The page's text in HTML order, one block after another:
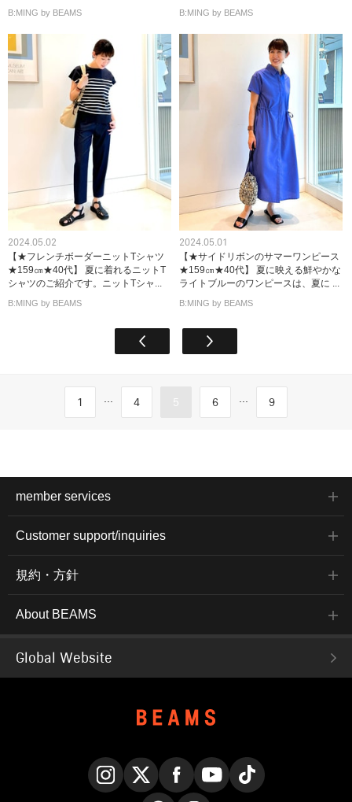
B:MING by BEAMS B:MING by BEAMS
2024.05.02
【★フレンチボーダーニットTシャツ
★159㎝★40代】 夏に着れるニットT
シャツのご紹介です。ニットTシャ...
B:MING by BEAMS
2024.05.01
【★サイドリボンのサマーワンピース
★159㎝★40代】 夏に映える鮮やかな
ライトブルーのワンピースは、夏に ...
B:MING by BEAMS
1 ... 4 5 6 ... 9
member services
Customer support/inquiries
規約・方針
About BEAMS
Global Website